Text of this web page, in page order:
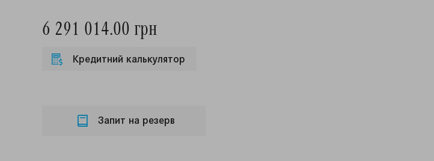
6 291 014.00 грн
Кредитний калькулятор
Запит на резерв